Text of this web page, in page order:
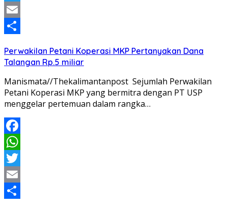
Twitter
Email
Perwakilan Petani Koperasi MKP Pertanyakan Dana
Talangan Rp.5 miliar
Manismata//Thekalimantanpost Sejumlah Perwakilan
Petani Koperasi MKP yang bermitra dengan PT USP
menggelar pertemuan dalam rangka…
Facebook
WhatsApp
Twitter
Email